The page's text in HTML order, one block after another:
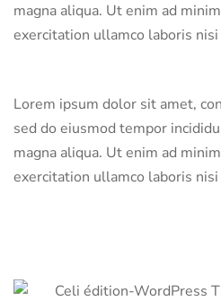
magna aliqua. Ut enim ad
exercitation ullamco laboris
Lorem ipsum dolor sit amet,
sed do eiusmod tempor
magna aliqua. Ut enim ad
exercitation ullamco laboris